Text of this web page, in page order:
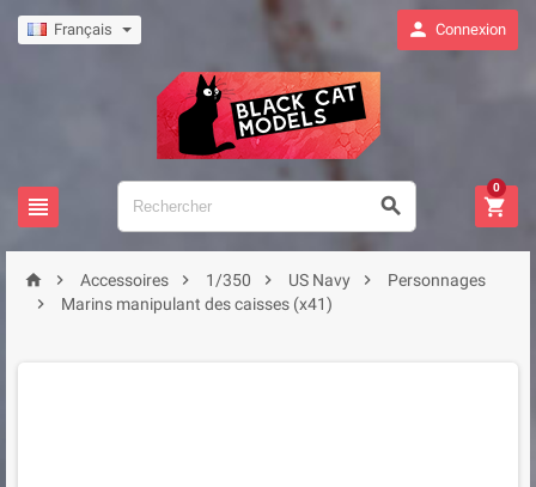
Français  Connexion
  
0
  Accessoires  1/350  US Navy 
Personnages

Marins manipulant des caisses (x41)